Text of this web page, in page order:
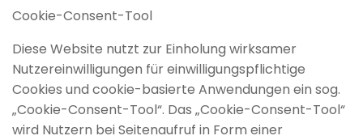
Cookie-Consent-Tool
Diese Website nutzt zur Einholung wirksamer
Nutzereinwilligungen für einwilligungspflichtige
Cookies und cookie-basierte Anwendungen ein sog.
„Cookie-Consent-Tool“. Das „Cookie-Consent-Tool“
wird Nutzern bei Seitenaufruf in Form einer